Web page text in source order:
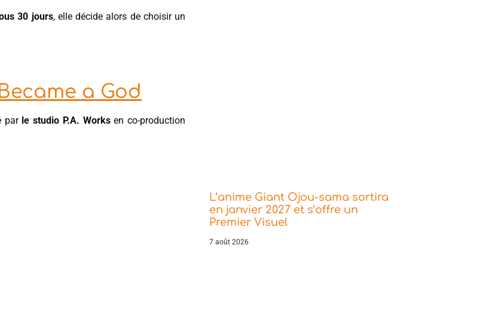
30 jours, elle décide alors de choisir un
a God
par le studio P.A. Worksen co-production
L’anime Giant Ojou-sama sortira
en janvier 2027 et s’offre un
Premier Visuel
7 août 2026